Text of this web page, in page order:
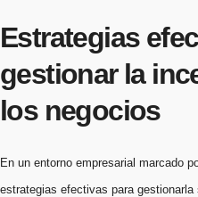
Estrategias
gestionar la
los negocios
En un entorno empresarial marcado
estrategias efectivas para